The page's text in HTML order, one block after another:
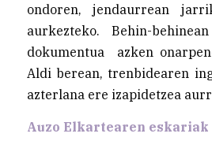
ondoren, jendaurrean
aurkezteko. Behin-
dokumentua azken
Aldi berean, trenbidearen
azterlana ere izapidetzea
Auzo Elkartearen eskariak